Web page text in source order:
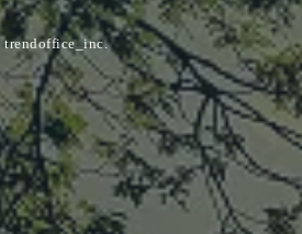
trendoffice_inc.